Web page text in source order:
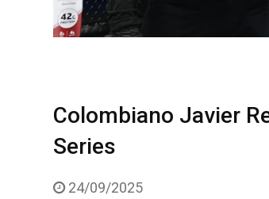
Colombiano Javier
Series
24/09/2025